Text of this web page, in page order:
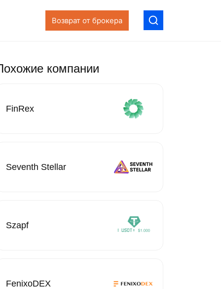
Возврат от брокера
компании
FinRex
Seventh Stellar
Szapf
FenixoDEX